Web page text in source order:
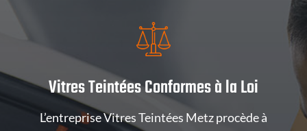
Vitres Teintées Conformes à la Loi
L’entreprise Vitres Teintées Metz procède à